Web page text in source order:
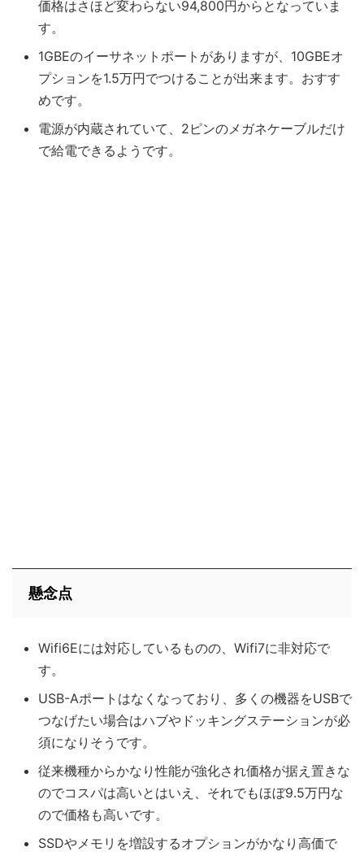
価格はさほど変わらない94,800円からとなっていま
す。
1GBEのイーサネットポートがありますが、10GBEオ
プションを1.5万円でつけることが出来ます。おすす
めです。
電源が内蔵されていて、2ピンのメガネケーブルだけ
で給電できるようです。
懸念点
Wifi6Eには対応しているものの、Wifi7に非対応で
す。
USB-Aポートはなくなっており、多くの機器をUSBで
つなげたい場合はハブやドッキングステーションが必
須になりそうです。
従来機種からかなり性能が強化され価格が据え置きな
のでコスパは高いとはいえ、それでもほぼ9.5万円な
ので価格も高いです。
SSDやメモリを増設するオプションがかなり高価で